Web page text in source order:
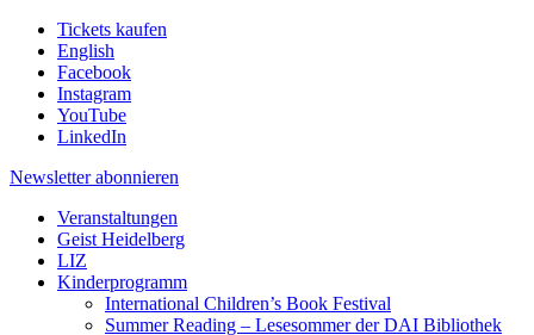
Tickets kaufen
English
Facebook
Instagram
YouTube
LinkedIn
Newsletter abonnieren
Veranstaltungen
Geist Heidelberg
LIZ
Kinderprogramm
International Children’s Book Festival
Summer Reading – Lesesommer der DAI Bibliothek